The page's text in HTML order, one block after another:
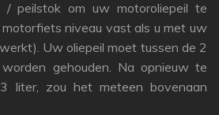
/ peilstok om uw motoroliepeil te
niveau vast als u met uw
Uw oliepeil moet tussen de 2
gehouden.
Na opnieuw te
liter, zou het meteen bovenaan